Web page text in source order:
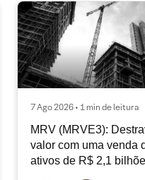
7 Ago 2026 • 1 min de leitura
MRV (MRVE3):
valor com uma venda
ativos de R$ 2,1